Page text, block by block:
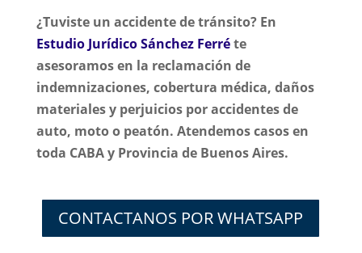
¿Tuviste un accidente de tránsito? En
Estudio Jurídico Sánchez Ferréte
asesoramos en la reclamación de
indemnizaciones, cobertura médica, daños
materiales y perjuicios por accidentes de
auto, moto o peatón. Atendemos casos en
toda CABA y Provincia de Buenos Aires.
CONTACTANOS POR WHATSAPP